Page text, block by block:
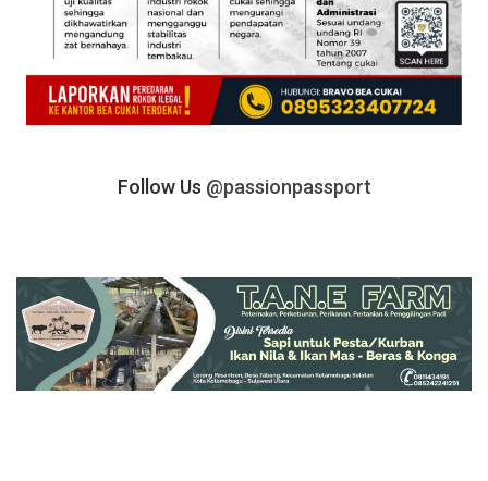
Follow Us @passionpassport